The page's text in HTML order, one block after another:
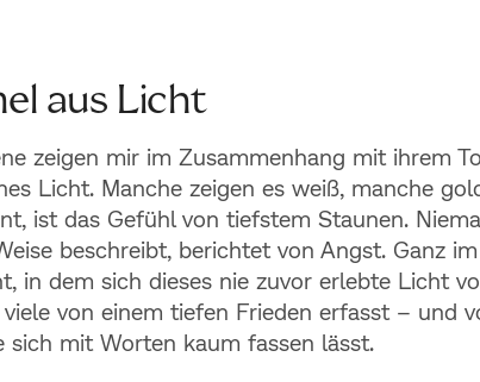
aus Licht
zeigen mir im Zusammenhang mit ihrem
Licht. Manche zeigen es weiß, manche
ist das Gefühl von tiefstem Staunen.
beschreibt, berichtet von Angst. Ganz
in dem sich dieses nie zuvor erlebte Licht
von einem tiefen Frieden erfasst – und
sich mit Worten kaum fassen lässt.